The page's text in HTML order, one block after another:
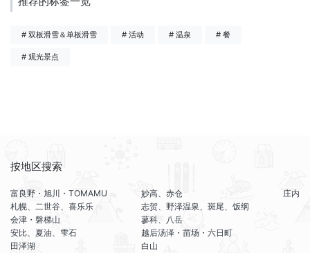
# 双板滑雪＆单板滑雪 # 活动 # 温泉 # 餐
# 观光景点
按地区搜索
富良野・旭川・TOMAMU
札幌、二世谷、喜乐乐
会津・磐梯山
安比、夏油、雫石
田泽湖
妙高、赤仓
志贺、野泽温泉、斑尾、饭纲
蓼科、八岳
越后汤泽・苗场・六日町
白山
庄内